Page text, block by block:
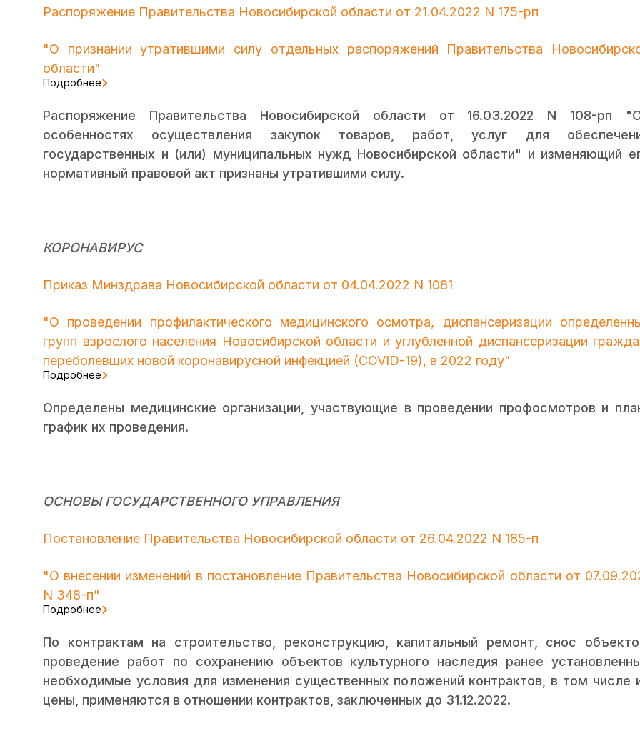
Распоряжение Правительства Новосибирской области от 21.04.2022 N 175-рп
"О признании утратившими силу отдельных распоряжений Правительства
области"
Подробнее
Распоряжение Правительства Новосибирской области от 16.03.2022 N 108-рп
особенностях осуществления закупок товаров, работ, услуг для
государственных и (или) муниципальных нужд Новосибирской области" и изменяющий
нормативный правовой акт признаны утратившими силу.
КОРОНАВИРУС
Приказ Минздрава Новосибирской области от 04.04.2022 N 1081
"О проведении профилактического медицинского осмотра, диспансеризации
групп взрослого населения Новосибирской области и углубленной диспансеризации
переболевших новой коронавирусной инфекцией (COVID-19), в 2022 году"
Подробнее
Определены медицинские организации, участвующие в проведении профосмотров и
график их проведения.
ОСНОВЫ ГОСУДАРСТВЕННОГО УПРАВЛЕНИЯ
Постановление Правительства Новосибирской области от 26.04.2022 N 185-п
"О внесении изменений в постановление Правительства Новосибирской области от
N 348-п"
Подробнее
По контрактам на строительство, реконструкцию, капитальный ремонт, снос
проведение работ по сохранению объектов культурного наследия ранее
необходимые условия для изменения существенных положений контрактов, в том числе
цены, применяются в отношении контрактов, заключенных до 31.12.2022.